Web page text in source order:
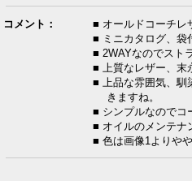
コメント：
■ オールドコーチレ
■ ミニカタログ、袋
■ 2WAYなのでスト
■ 上質なレザー、末
■ 上品な雰囲気、馴
きますね。
■ シンプルなのでコ
■ オイルのメンテナ
■ 色は画像1よりや